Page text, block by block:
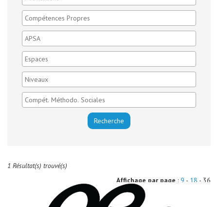
1 Résultat(s) trouvé(s)
Affichage par page : 9 - 18 - 36